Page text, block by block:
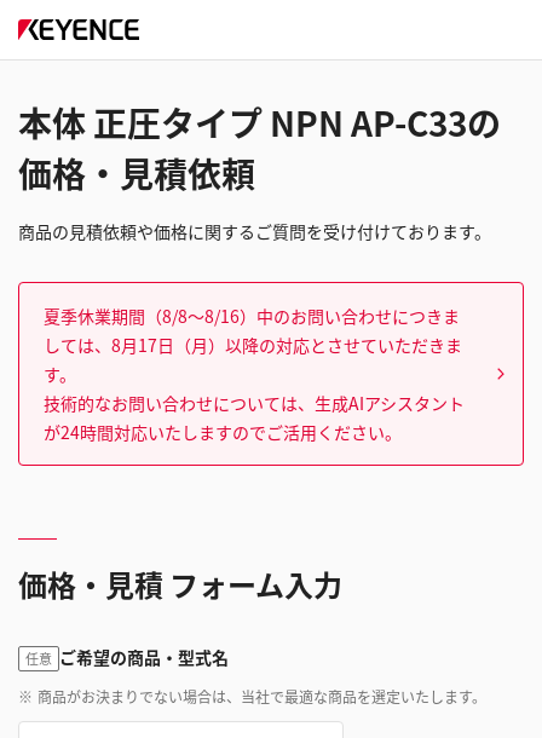
本体 正圧タイプ NPN AP-C33の
価格・見積依頼
商品の見積依頼や価格に関するご質問を受け付けております。
夏季休業期間（8/8～8/16）中のお問い合わせにつきま
しては、8月17日（月）以降の対応とさせていただきま
す。
技術的なお問い合わせについては、生成AIアシスタント
が24時間対応いたしますのでご活用ください。
価格・見積 フォーム入力
任意 ご希望の商品・型式名
※ 商品がお決まりでない場合は、当社で最適な商品を選定いたします。